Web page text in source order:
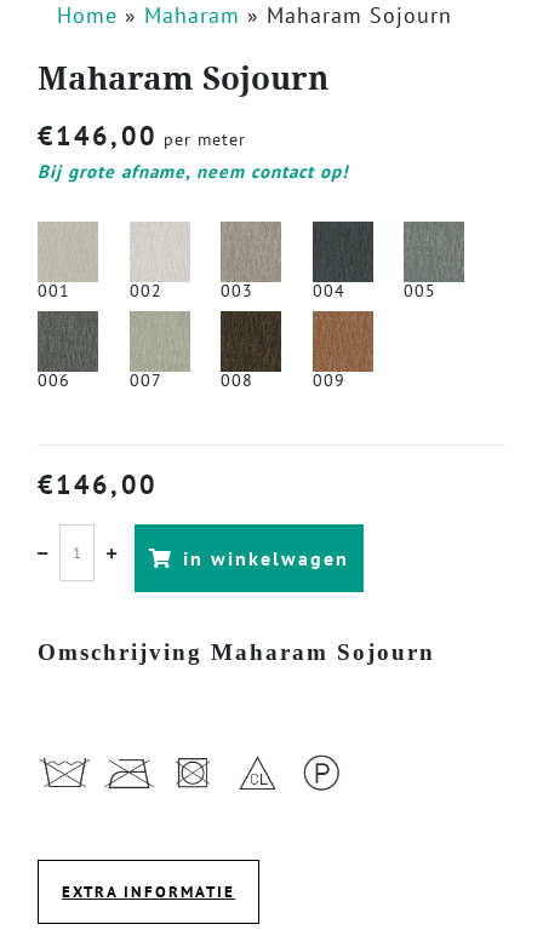
Home » Maharam » Maharam Sojourn
Maharam Sojourn
€146,00 per meter
Bij grote afname, neem contact op!
001 002 003 004 005
006 007 008 009
€146,00
in winkelwagen
Omschrijving Maharam Sojourn
EXTRA INFORMATIE